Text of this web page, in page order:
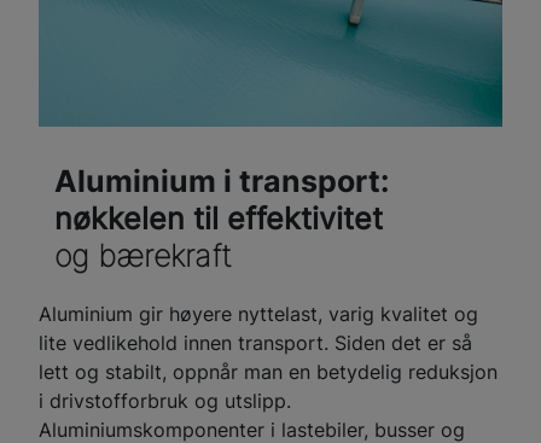
Aluminium i transport:
nøkkelen til effektivitet
og bærekraft
Aluminium gir høyere nyttelast, varig kvalitet og
lite vedlikehold innen transport. Siden det er så
lett og stabilt, oppnår man en betydelig reduksjon
i drivstofforbruk og utslipp.
Aluminiumskomponenter i lastebiler, busser og